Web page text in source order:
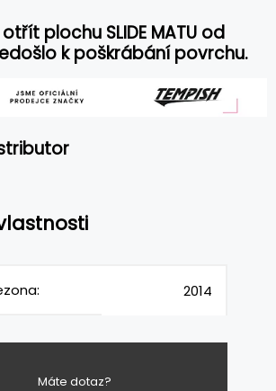
plochu SLIDE MATU od
k poškrábání povrchu.
2014
Máte dotaz?